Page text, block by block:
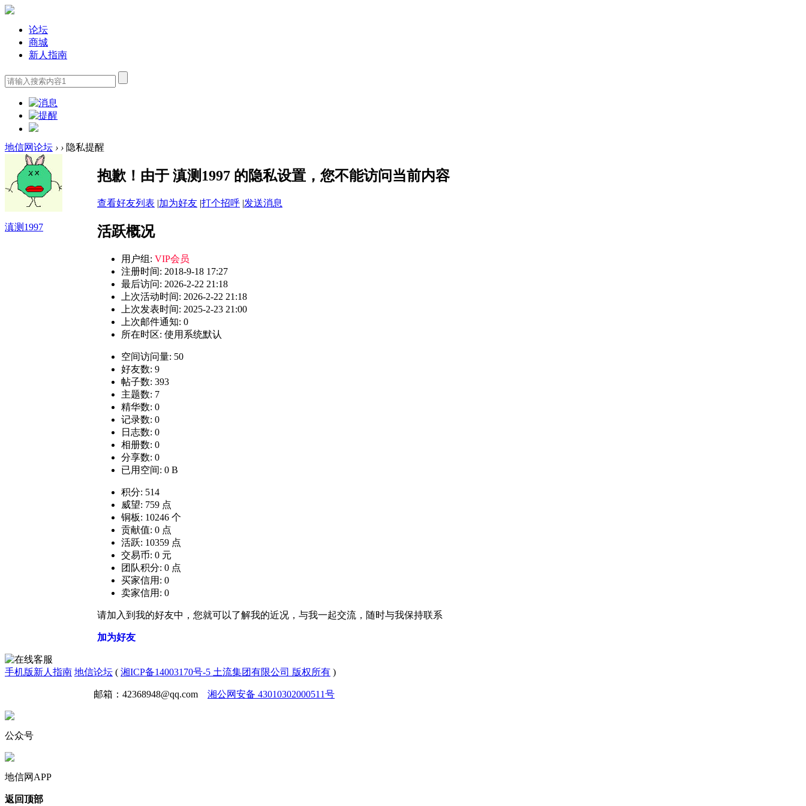
论坛
商城
新人指南
地信网论坛 › › 隐私提醒
滇测1997
抱歉！由于 滇测1997 的隐私设置，您不能访问当前内容
查看好友列表 |加为好友 |打个招呼 |发送消息
活跃概况
用户组: VIP会员
注册时间: 2018-9-18 17:27
最后访问: 2026-2-22 21:18
上次活动时间: 2026-2-22 21:18
上次发表时间: 2025-2-23 21:00
上次邮件通知: 0
所在时区: 使用系统默认
空间访问量: 50
好友数: 9
帖子数: 393
主题数: 7
精华数: 0
记录数: 0
日志数: 0
相册数: 0
分享数: 0
已用空间: 0 B
积分: 514
威望: 759 点
铜板: 10246 个
贡献值: 0 点
活跃: 10359 点
交易币: 0 元
团队积分: 0 点
买家信用: 0
卖家信用: 0
请加入到我的好友中，您就可以了解我的近况，与我一起交流，随时与我保持联系
加为好友
手机版新人指南 地信论坛 ( 湘ICP备14003170号-5 土流集团有限公司 版权所有 )
邮箱：42368948@qq.com 湘公网安备 43010302000511号
公众号
地信网APP
返回顶部